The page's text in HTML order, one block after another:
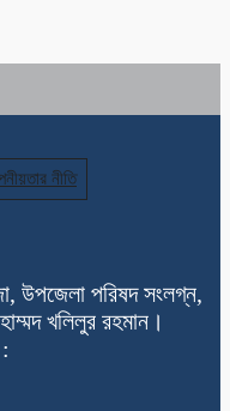
নীতি
উপজেলা পরিষদ সংলগ্ন,
খলিলুর রহমান।